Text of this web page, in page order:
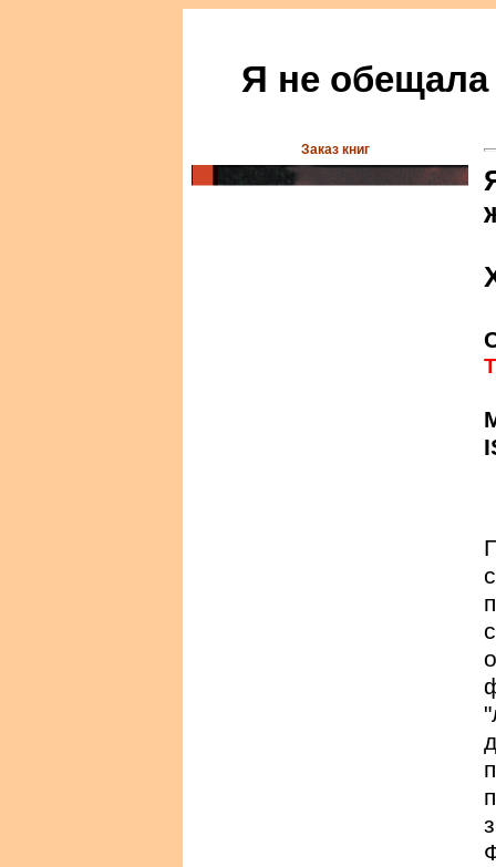
Я не
Заказ книг